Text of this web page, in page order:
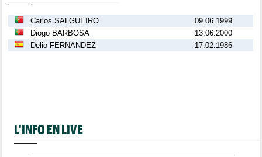
Carlos SALGUEIRO
09.06.1999
Diogo BARBOSA
13.06.2000
Delio FERNANDEZ
17.02.1986
L'INFO EN LIVE